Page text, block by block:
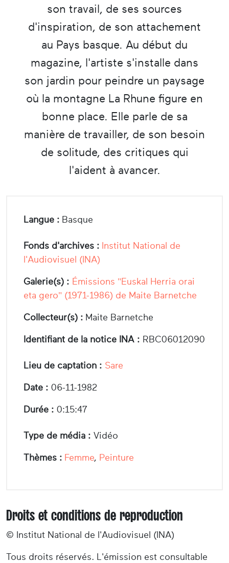
son travail, de ses sources
d'inspiration, de son attachement
au Pays basque. Au début du
magazine, l'artiste s'installe dans
son jardin pour peindre un paysage
où la montagne La Rhune figure en
bonne place. Elle parle de sa
manière de travailler, de son besoin
de solitude, des critiques qui
l'aident à avancer.
Langue : Basque
Fonds d'archives : Institut National de
l'Audiovisuel (INA)
Galerie(s) : Émissions "Euskal Herria orai
eta gero" (1971-1986) de Maite Barnetche
Collecteur(s) : Maite Barnetche
Identifiant de la notice INA : RBC06012090
Lieu de captation : Sare
Date : 06-11-1982
Durée : 0:15:47
Type de média : Vidéo
Thèmes : Femme, Peinture
Droits et conditions de reproduction
© Institut National de l'Audiovisuel (INA)
Tous droits réservés. L'émission est consultable